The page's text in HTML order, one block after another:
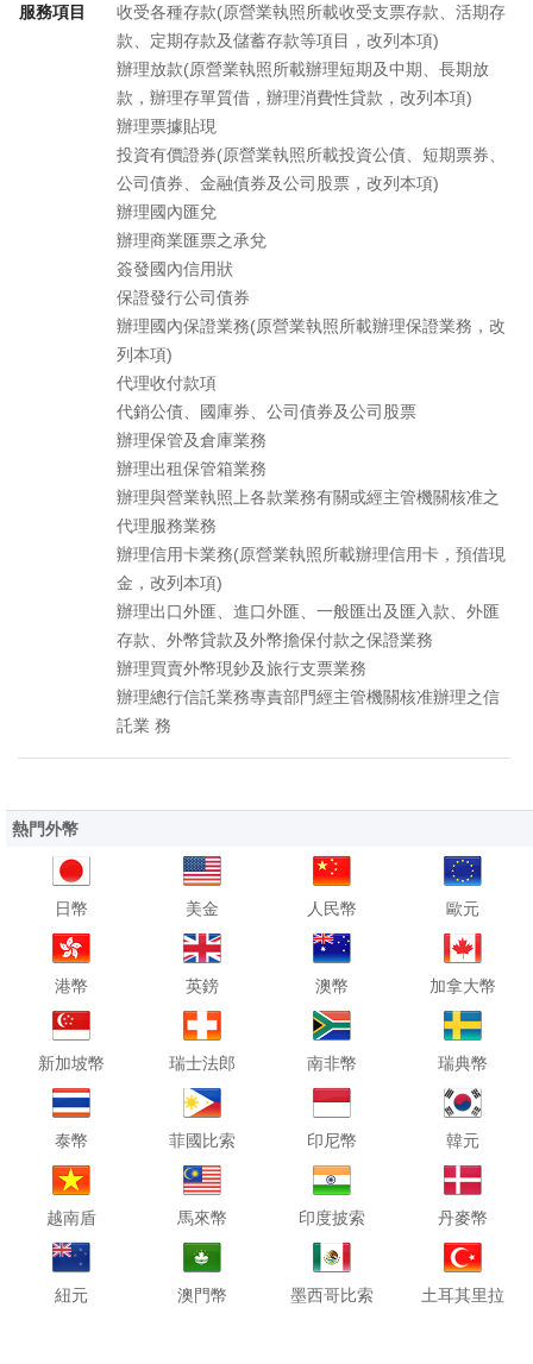
服務項目
收受各種存款(原營業執照所載收受支票存款、活期存
款、定期存款及儲蓄存款等項目，改列本項)
辦理放款(原營業執照所載辦理短期及中期、長期放
款，辦理存單質借，辦理消費性貸款，改列本項)
辦理票據貼現
投資有價證券(原營業執照所載投資公債、短期票券、
公司債券、金融債券及公司股票，改列本項)
辦理國內匯兌
辦理商業匯票之承兌
簽發國內信用狀
保證發行公司債券
辦理國內保證業務(原營業執照所載辦理保證業務，改
列本項)
代理收付款項
代銷公債、國庫券、公司債券及公司股票
辦理保管及倉庫業務
辦理出租保管箱業務
辦理與營業執照上各款業務有關或經主管機關核准之
代理服務業務
辦理信用卡業務(原營業執照所載辦理信用卡，預借現
金，改列本項)
辦理出口外匯、進口外匯、一般匯出及匯入款、外匯
存款、外幣貸款及外幣擔保付款之保證業務
辦理買賣外幣現鈔及旅行支票業務
辦理總行信託業務專責部門經主管機關核准辦理之信
託業 務
熱門外幣
日幣 美金 人民幣 歐元
港幣 英鎊 澳幣 加拿大幣
新加坡幣 瑞士法郎 南非幣 瑞典幣
泰幣 菲國比索 印尼幣 韓元
越南盾 馬來幣 印度披索 丹麥幣
紐元 澳門幣 墨西哥比索 土耳其里拉